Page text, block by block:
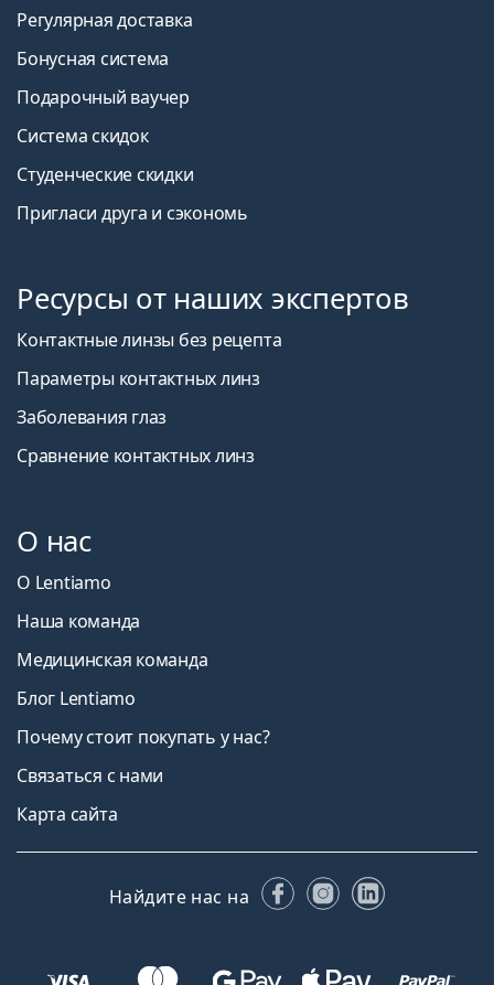
Регулярная доставка
Бонусная система
Подарочный ваучер
Система скидок
Студенческие скидки
Пригласи друга и сэкономь
Ресурсы от наших экспертов
Контактные линзы без рецепта
Параметры контактных линз
Заболевания глаз
Сравнение контактных линз
О нас
О Lentiamo
Наша команда
Медицинская команда
Блог Lentiamo
Почему стоит покупать у нас?
Связаться с нами
Карта сайта
Найдите нас на FacebookInstagram
LinkedIn